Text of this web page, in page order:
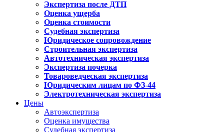
Экспертиза после ДТП
Оценка ущерба
Оценка стоимости
Судебная экспертиза
Юридическое сопровождение
Строительная экспертиза
Автотехническая экспертиза
Экспертиза почерка
Товароведческая экспертиза
Юридическим лицам по ФЗ-44
Электротехническая экспертиза
Цены
Автоэкспертиза
Оценка имущества
Судебная экспертиза